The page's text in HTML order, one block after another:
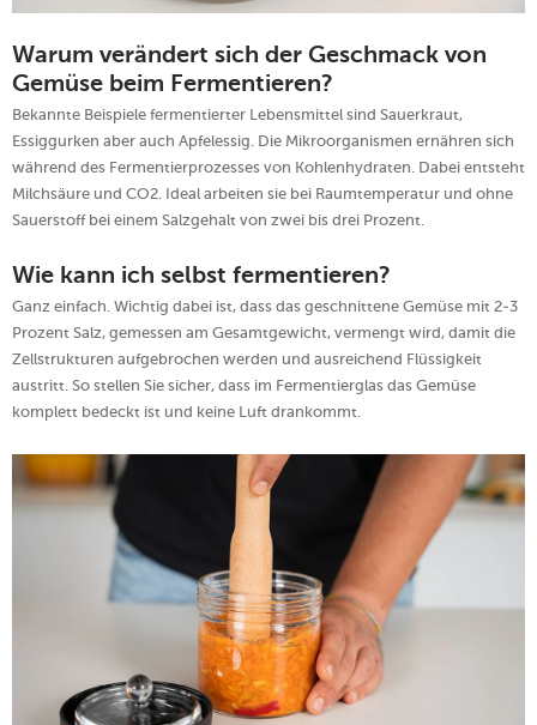
Warum verändert sich der Geschmack von
Gemüse beim Fermentieren?
Bekannte Beispiele fermentierter Lebensmittel sind Sauerkraut,
Essiggurken aber auch Apfelessig. Die Mikroorganismen ernähren sich
während des Fermentierprozesses von Kohlenhydraten. Dabei entsteht
Milchsäure und CO2. Ideal arbeiten sie bei Raumtemperatur und ohne
Sauerstoff bei einem Salzgehalt von zwei bis drei Prozent.
Wie kann ich selbst fermentieren?
Ganz einfach. Wichtig dabei ist, dass das geschnittene Gemüse mit 2-3
Prozent Salz, gemessen am Gesamtgewicht, vermengt wird, damit die
Zellstrukturen aufgebrochen werden und ausreichend Flüssigkeit
austritt. So stellen Sie sicher, dass im Fermentierglas das Gemüse
komplett bedeckt ist und keine Luft drankommt.